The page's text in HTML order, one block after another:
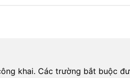
khai. Các trường bắt buộc